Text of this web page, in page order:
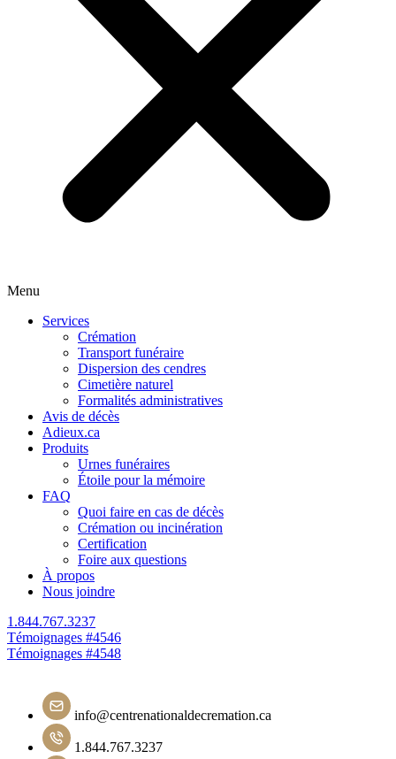
Menu
Services
Crémation
Transport funéraire
Dispersion des cendres
Cimetière naturel
Formalités administratives
Avis de décès
Adieux.ca
Produits
Urnes funéraires
Étoile pour la mémoire
FAQ
Quoi faire en cas de décès
Crémation ou incinération
Certification
Foire aux questions
À propos
Nous joindre
1.844.767.3237
Navigation
de
l'article
Témoignages #4546
Témoignages #4548
info@centrenationaldecremation.ca
1.844.767.3237